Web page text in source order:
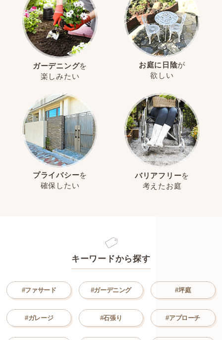
ガーデニングを
楽しみたい
お庭に日陰が
欲しい
プライバシーを
確保したい
バリアフリーを
考えたお庭
キーワードから探す
#ファサード #ガーデニング #坪庭
#ガレージ #石張り #アプローチ